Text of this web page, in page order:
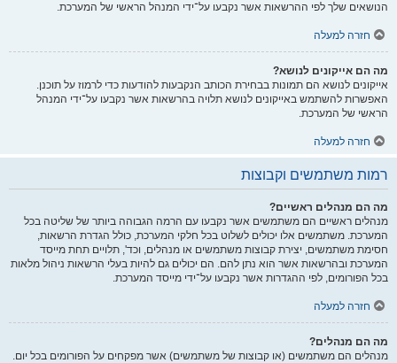
הנושאים שלך לפי ההרשאות אשר נקבעו על־ידי המנהל הראשי של המערכת.
חזרה למעלה
מה הם אייקונים לנושא?
אייקונים לנושא הם תמונות בבחירת הכותב הנקבעות להודעות כדי לרמוז על תוכנן.
האפשרות להשתמש באייקונים לנושא תלויה בהרשאות אשר נקבעו על־ידי המנהל
הראשי של המערכת.
חזרה למעלה
רמות משתמשים וקבוצות
מה הם מנהלים ראשיים?
מנהלים ראשיים הם משתמשים אשר נקבעו עם הרמה הגבוהה ביותר של שליטה בכל
המערכת. משתמשים אלו יכולים לשלוט בכל חלקי המערכת, כולל הגדרת הרשאות,
חסימת משתמשים, יצירת קבוצות משתמשים או מנהלים, וכד', תלויים תחת מייסד
המערכת ובהרשאות אשר הוא נתן להם. הם יכולים גם להיות בעלי הרשאות ניהול מלאות
בכל הפורומים, לפי ההגדרות אשר נקבעו על־ידי מייסד המערכת.
חזרה למעלה
מה הם מנהלים?
מנהלים הם משתמשים (או קבוצות של משתמשים) אשר מפקחים על הפורומים בכל יום.